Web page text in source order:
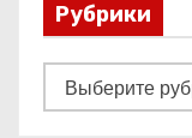
Рубрики
у